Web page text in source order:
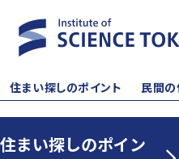
住まい探しのポイント 民間
住まい探しのポイン